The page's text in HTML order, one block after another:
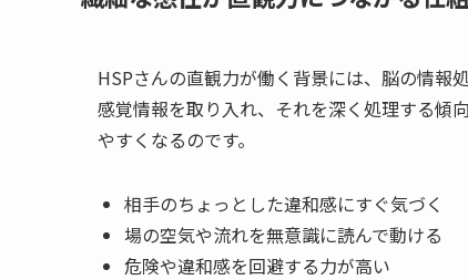
HSPさんの直観力が働く背景には、脳の情報
感覚情報を取り入れ、それを深く処理する傾
やすくなるのです。
相手のちょっとした違和感にすぐ気づく
場の空気や流れを無意識に読んで動ける
危険や違和感を回避する力が高い